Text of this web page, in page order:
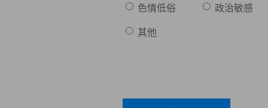
色情低俗 政治敏感
其他